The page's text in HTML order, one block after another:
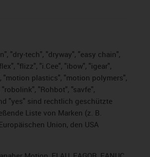
"dry-tech", "dryway", "easy chain",
"flizz", "i.Cee", "ibow", "igear",
"motion plastics", "motion polymers",
"robolink", "Rohbot", "savfe",
"yes" sind rechtlich geschützte
Liste von Marken (z. B.
Union, den USA